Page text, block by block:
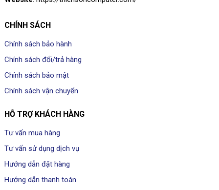
CHÍNH SÁCH
Chính sách bảo hành
Chính sách đổi/trả hàng
Chính sách bảo mật
Chính sách vận chuyển
HỖ TRỢ KHÁCH HÀNG
Tư vấn mua hàng
Tư vấn sử dụng dịch vụ
Hướng dẫn đặt hàng
Hướng dẫn thanh toán